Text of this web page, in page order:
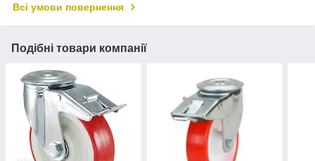
Всі умови повернення
Подібні товари компанії